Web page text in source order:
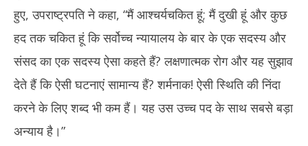
NOW VIEWING
यूनिफॉर्म सिविल कोड महिलाओं के लिए न्याय का एक उपाय होगा : उपराष्ट्रपति
30,
2024
हुए, उपराष्ट्रपति ने कहा, “मैं आश्चर्यचकित हूं; मैं दुखी हूं और कुछ
हद तक चकित हूं कि सर्वोच्च न्यायालय के बार के एक सदस्य और
संसद का एक सदस्य ऐसा कहते हैं? लक्षणात्मक रोग और यह सुझाव
देते हैं कि ऐसी घटनाएं सामान्य हैं? शर्मनाक! ऐसी स्थिति की निंदा
करने के लिए शब्द भी कम हैं। यह उस उच्च पद के साथ सबसे बड़ा
अन्याय है।”